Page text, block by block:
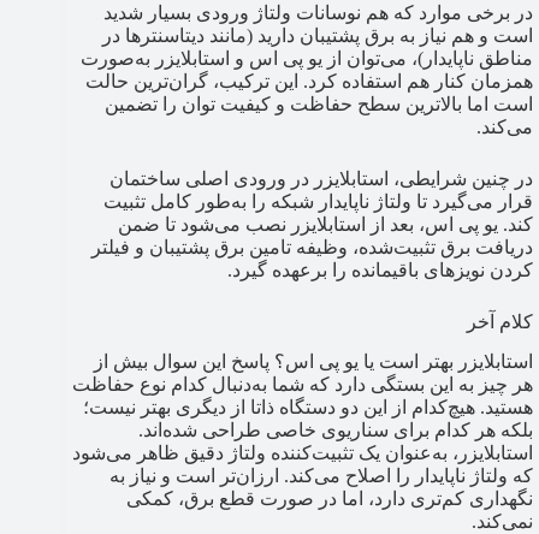
در برخی موارد که هم نوسانات ولتاژ ورودی بسیار شدید
است و هم نیاز به برق پشتیبان دارید (مانند دیتاسنترها در
مناطق ناپایدار)، می‌توان از یو پی اس و استابلایزر به‌صورت
همزمان کنار هم استفاده کرد. این ترکیب، گران‌ترین حالت
است اما بالاترین سطح حفاظت و کیفیت توان را تضمین
می‌کند.
در چنین شرایطی، استابلایزر در ورودی اصلی ساختمان
قرار می‌گیرد تا ولتاژ ناپایدار شبکه را به‌طور کامل تثبیت
کند. یو پی اس، بعد از استابلایزر نصب می‌شود تا ضمن
دریافت برق تثبیت‌شده، وظیفه تامین برق پشتیبان و فیلتر
کردن نویزهای باقیمانده را برعهده گیرد.
کلام آخر
استابلایزر بهتر است یا یو پی اس؟ پاسخ این سوال بیش از
هر چیز به این بستگی دارد که شما به‌دنبال کدام نوع حفاظت
هستید. هیچ‌کدام از این دو دستگاه ذاتا از دیگری بهتر نیست؛
بلکه هر کدام برای سناریوی خاصی طراحی شده‌اند.
استابلایزر، به‌عنوان یک تثبیت‌کننده ولتاژ دقیق ظاهر می‌شود
که ولتاژ ناپایدار را اصلاح می‌کند. ارزان‌تر است و نیاز به
نگهداری کم‌تری دارد، اما در صورت قطع برق، کمکی
نمی‌کند.